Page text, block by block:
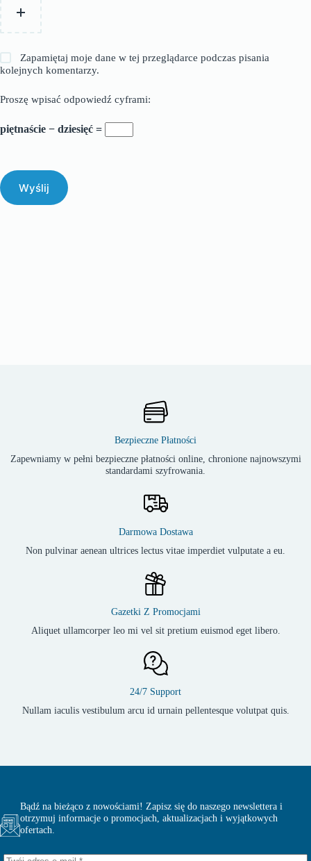
Zapamiętaj moje dane w tej przeglądarce podczas pisania
kolejnych komentarzy.
Proszę wpisać odpowiedź cyframi:
piętnaście − dziesięć =
Wyślij
Bezpieczne Płatności
Zapewniamy w pełni bezpieczne płatności online, chronione najnowszymi
standardami szyfrowania.
Darmowa Dostawa
Non pulvinar aenean ultrices lectus vitae imperdiet vulputate a eu.
Gazetki Z Promocjami
Aliquet ullamcorper leo mi vel sit pretium euismod eget libero.
24/7 Support
Nullam iaculis vestibulum arcu id urnain pellentesque volutpat quis.
Bądź na bieżąco z nowościami! Zapisz się do naszego newslettera i
otrzymuj informacje o promocjach, aktualizacjach i wyjątkowych
ofertach.